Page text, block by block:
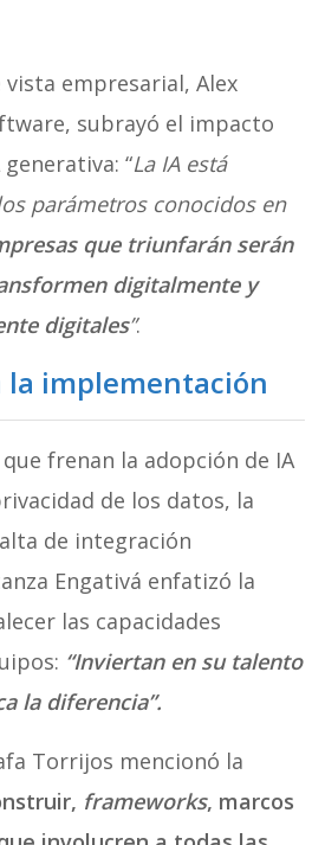
empresarial, Alex
subrayó el impacto
“La IA está
parámetros conocidos en
que triunfarán serán
digitalmente y
digitales”.
la implementación
frenan la adopción de IA
de los datos, la
de integración
Engativá enfatizó la
las capacidades
“Inviertan en su talento
la diferencia”.
Torrijos mencionó la
frameworks, marcos